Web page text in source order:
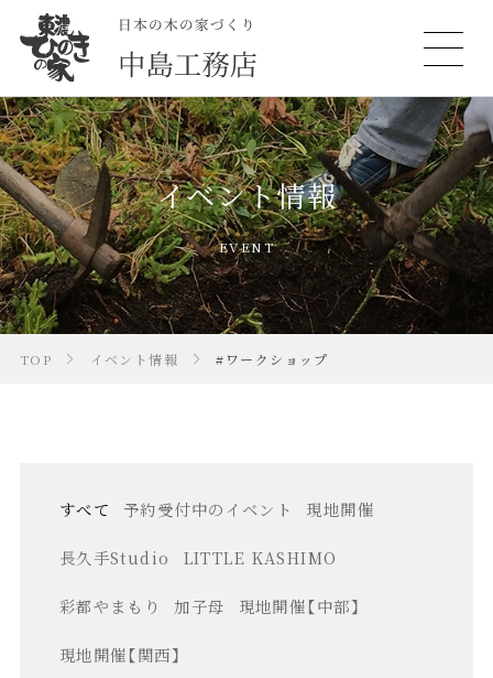
イベント情報
EVENT
TOP イベント情報 #ワークショップ
すべて 予約受付中のイベント 現地開催
長久手Studio LITTLE KASHIMO
彩都やまもり 加子母 現地開催【中部】
現地開催【関西】